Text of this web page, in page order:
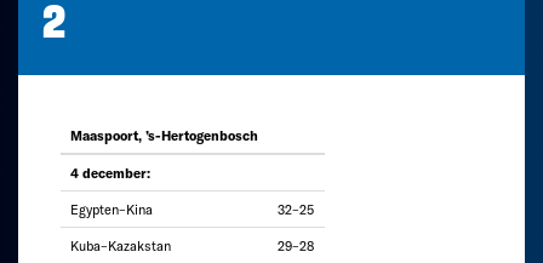
2
Maaspoort, ’s-Hertogenbosch
4 december:
Egypten–Kina 32–25
Kuba–Kazakstan 29–28